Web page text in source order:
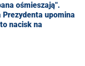
ośmieszają".
Prezydenta upomina
nacisk na